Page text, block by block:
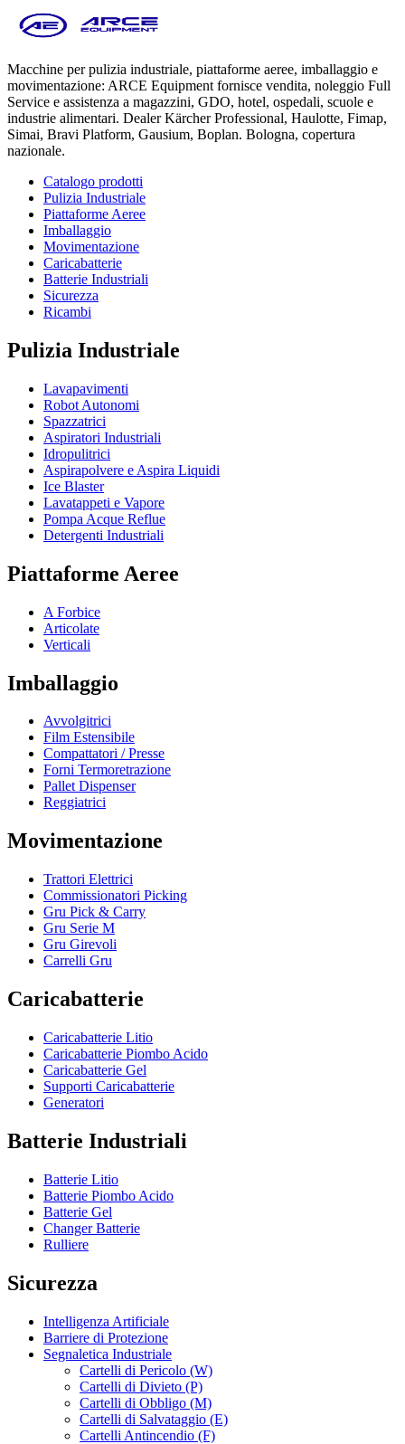
Macchine per pulizia industriale, piattaforme aeree, imballaggio e
movimentazione: ARCE Equipment fornisce vendita, noleggio Full
Service e assistenza a magazzini, GDO, hotel, ospedali, scuole e
industrie alimentari. Dealer Kärcher Professional, Haulotte, Fimap,
Simai, Bravi Platform, Gausium, Boplan. Bologna, copertura
nazionale.
Catalogo prodotti
Pulizia Industriale
Piattaforme Aeree
Imballaggio
Movimentazione
Caricabatterie
Batterie Industriali
Sicurezza
Ricambi
Pulizia Industriale
Lavapavimenti
Robot Autonomi
Spazzatrici
Aspiratori Industriali
Idropulitrici
Aspirapolvere e Aspira Liquidi
Ice Blaster
Lavatappeti e Vapore
Pompa Acque Reflue
Detergenti Industriali
Piattaforme Aeree
A Forbice
Articolate
Verticali
Imballaggio
Avvolgitrici
Film Estensibile
Compattatori / Presse
Forni Termoretrazione
Pallet Dispenser
Reggiatrici
Movimentazione
Trattori Elettrici
Commissionatori Picking
Gru Pick & Carry
Gru Serie M
Gru Girevoli
Carrelli Gru
Caricabatterie
Caricabatterie Litio
Caricabatterie Piombo Acido
Caricabatterie Gel
Supporti Caricabatterie
Generatori
Batterie Industriali
Batterie Litio
Batterie Piombo Acido
Batterie Gel
Changer Batterie
Rulliere
Sicurezza
Intelligenza Artificiale
Barriere di Protezione
Segnaletica Industriale
Cartelli di Pericolo (W)
Cartelli di Divieto (P)
Cartelli di Obbligo (M)
Cartelli di Salvataggio (E)
Cartelli Antincendio (F)